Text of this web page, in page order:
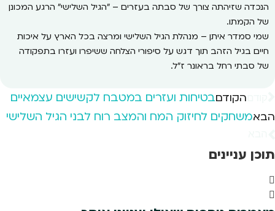
הנכדה שזיהתה צורך של סבתה בעזרים – "הגיל השלישי" הרגע המכונן
של הקמתו.
שמי סמדר איתן – מנהלת הגיל השלישי ומרצה בכל הארץ על איכות
חיים בגיל הזהב תוך דגש על סיפורי הצלחה ששיפרו ועזרו בתפקודה
של סבתי רחל בראונר ז"ל.
הקודםבטיחות ועזרים במטבח לקשישים עצמאיים
הבאמשחקים לחיזוק המח והמצב רוח לבני הגיל השלישי
תוכן עניינים